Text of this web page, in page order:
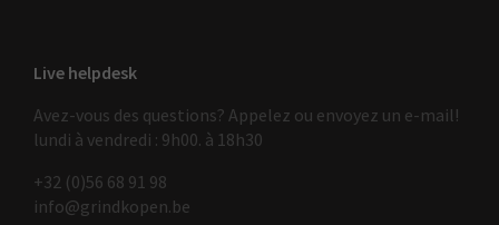
Live helpdesk
Avez-vous des questions? Appelez ou envoyez un e-mail!
lundi à vendredi : 9h00. à 18h30
+32 (0)56 68 91 98
info@grindkopen.be